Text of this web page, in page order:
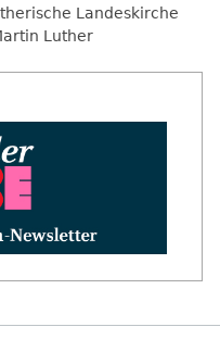
Landeskirche
Luther